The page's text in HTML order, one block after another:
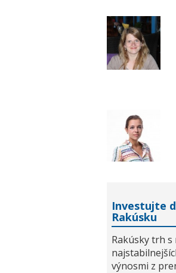
Investujte
Rakúsku
Rakúsky trh
výnosmi z